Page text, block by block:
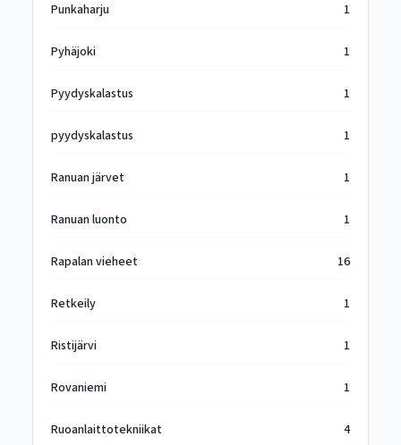
Punkaharju 1
Pyhäjoki 1
Pyydyskalastus 1
pyydyskalastus 1
Ranuan järvet 1
Ranuan luonto 1
Rapalan vieheet 16
Retkeily 1
Ristijärvi 1
Rovaniemi 1
Ruoanlaittotekniikat 4